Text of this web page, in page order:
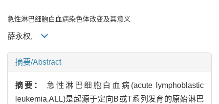
急性淋巴细胞白血病染色体改变及其意义
薛永权,
摘要/Abstract
摘要： 急性淋巴细胞白血病(acute lymphoblastic
leukemia,ALL)是起源于定向B或T系列发育的原始淋巴